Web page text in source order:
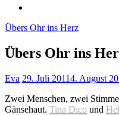
Übers Ohr ins Herz
Übers Ohr ins
Eva 29. Juli 20114. August
Zwei Menschen, zwei
Gänsehaut. Tina Dico und